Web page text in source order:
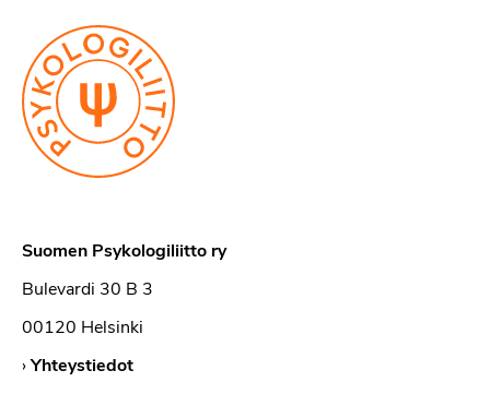
Suomen Psykologiliitto ry
Bulevardi 30 B 3
00120 Helsinki
›Yhteystiedot